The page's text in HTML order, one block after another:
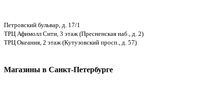
Петровский бульвар, д. 17/1
ТРЦ Афимолл Сити, 3 этаж (Пресненская наб., д. 2)
ТРЦ Океания, 2 этаж (Кутузовский просп., д. 57)
Магазины в Санкт-Петербурге